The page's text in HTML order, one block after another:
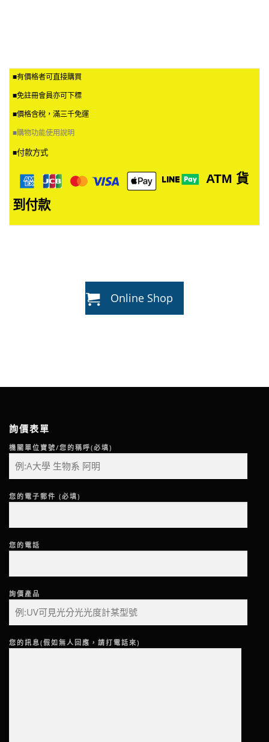
■有價格者可直接購買
■免註冊會員亦可下標
■價格含稅，滿三千免運
■購物功能使用說明
■付款方式
ATM 貨
到付款
Online Shop
詢價表單
機關單位寶號/您的稱呼(必填)
您的電子郵件 (必填)
您的電話
詢價產品
您的訊息(假如無人回應，請打電話來)